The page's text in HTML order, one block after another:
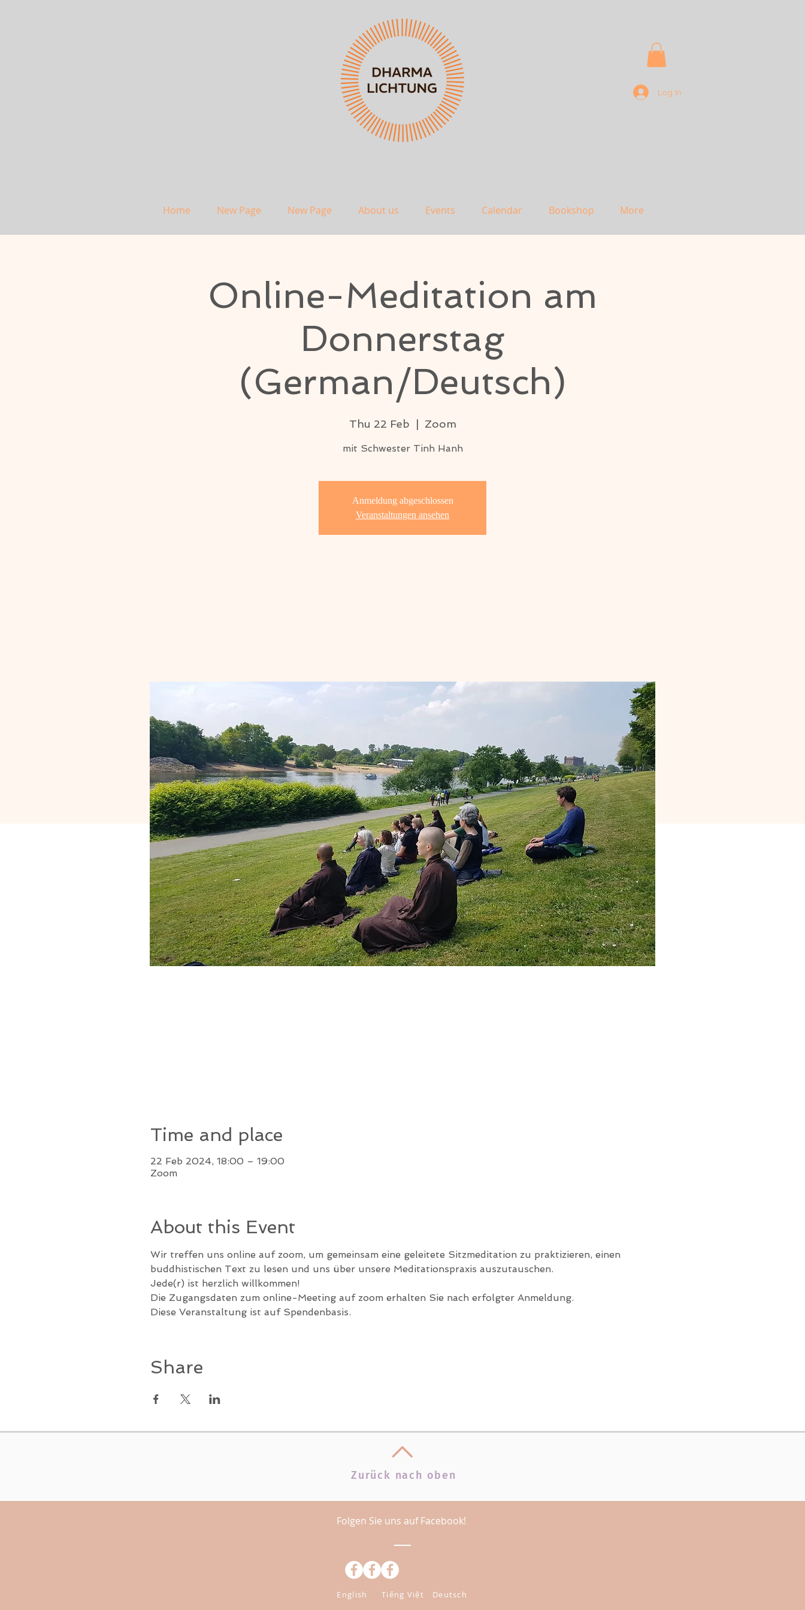
Log In
Home New Page New Page About us Events Calendar Bookshop More
Online-Meditation am
Donnerstag
(German/Deutsch)
Thu 22 Feb Zoom
mit Schwester Tinh Hanh
Anmeldung abgeschlossen
Veranstaltungen ansehen
Time and place
22 Feb 2024, 18:00 – 19:00
Zoom
About this Event
Wir treffen uns online auf zoom, um gemeinsam eine geleitete Sitzmeditation zu praktizieren, einen
buddhistischen Text zu lesen und uns über unsere Meditationspraxis auszutauschen.
Jede(r) ist herzlich willkommen!
Die Zugangsdaten zum online-Meeting auf zoom erhalten Sie nach erfolgter Anmeldung.
Diese Veranstaltung ist auf Spendenbasis.
Share
Zurück nach oben
Folgen Sie uns auf Facebook!
English Tiếng Việt
Deutsch